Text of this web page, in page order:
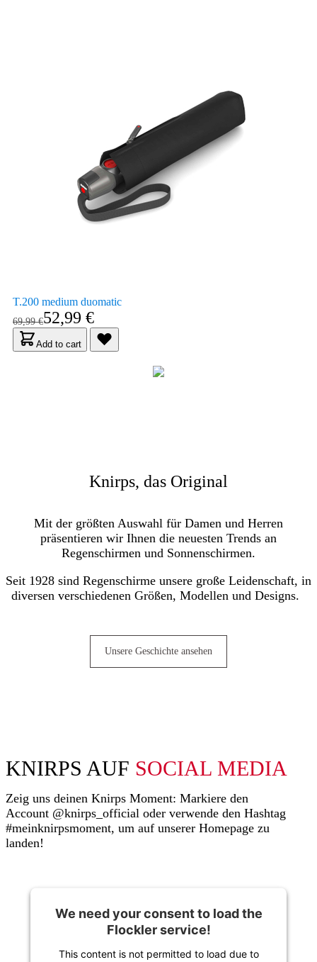
T.200 medium duomatic
Ab
52,99 €
Regulärer Preis
69,99 €
Add to cart
Knirps, das Original
Mit der größten Auswahl für Damen und Herren
präsentieren wir Ihnen die neuesten Trends an
Regenschirmen und Sonnenschirmen.
Seit 1928 sind Regenschirme unsere große Leidenschaft, in
diversen verschiedenen Größen, Modellen und Designs.
Unsere Geschichte ansehen
KNIRPS AUF SOCIAL MEDIA
Zeig uns deinen Knirps Moment: Markiere den
Account @knirps_official oder verwende den Hashtag
#meinknirpsmoment, um auf unserer Homepage zu
landen!
We need your consent to load the
Flockler service!
This content is not permitted to load due to